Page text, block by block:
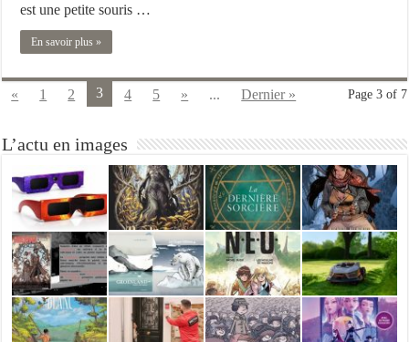
est une petite souris …
En savoir plus »
Page 3 of 7
« 1 2 3 4 5 » ... Dernier »
L’actu en images